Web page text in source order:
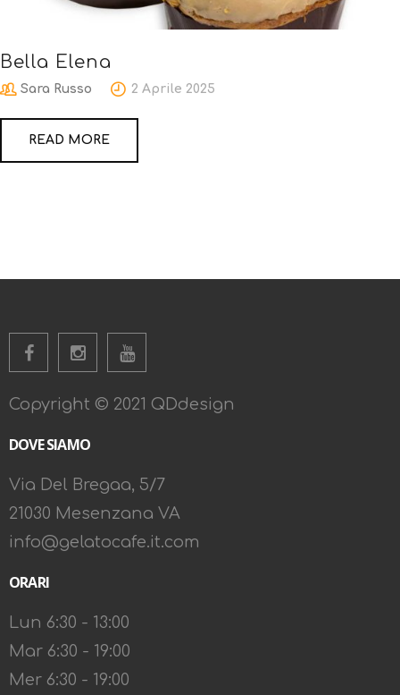
Bella Elena
Sara Russo 2 Aprile 2025
READ MORE
Copyright © 2021 QDdesign
DOVE SIAMO
Via Del Bregaa, 5/7
21030 Mesenzana VA
info@gelatocafe.it.com
ORARI
Lun 6:30 - 13:00
Mar 6:30 - 19:00
Mer 6:30 - 19:00